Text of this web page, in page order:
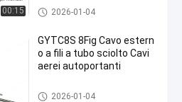
00:15 Cavo di fibra ottica
2026-01-04
GYTC8S 8Fig Cavo estern
o a fili a tubo sciolto Cavi
aerei autoportanti
Cavo di fibra ottica
2026-01-04